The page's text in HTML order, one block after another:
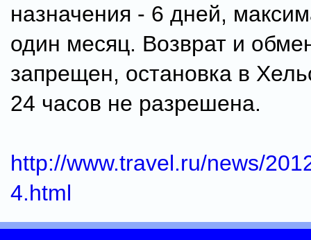
назначения - 6 дней,
один месяц. Возврат и
запрещен, остановка в
24 часов не разрешена.
http://www.travel.ru/news/
4.html